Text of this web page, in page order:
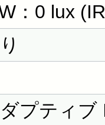
：0 lux
プティブ